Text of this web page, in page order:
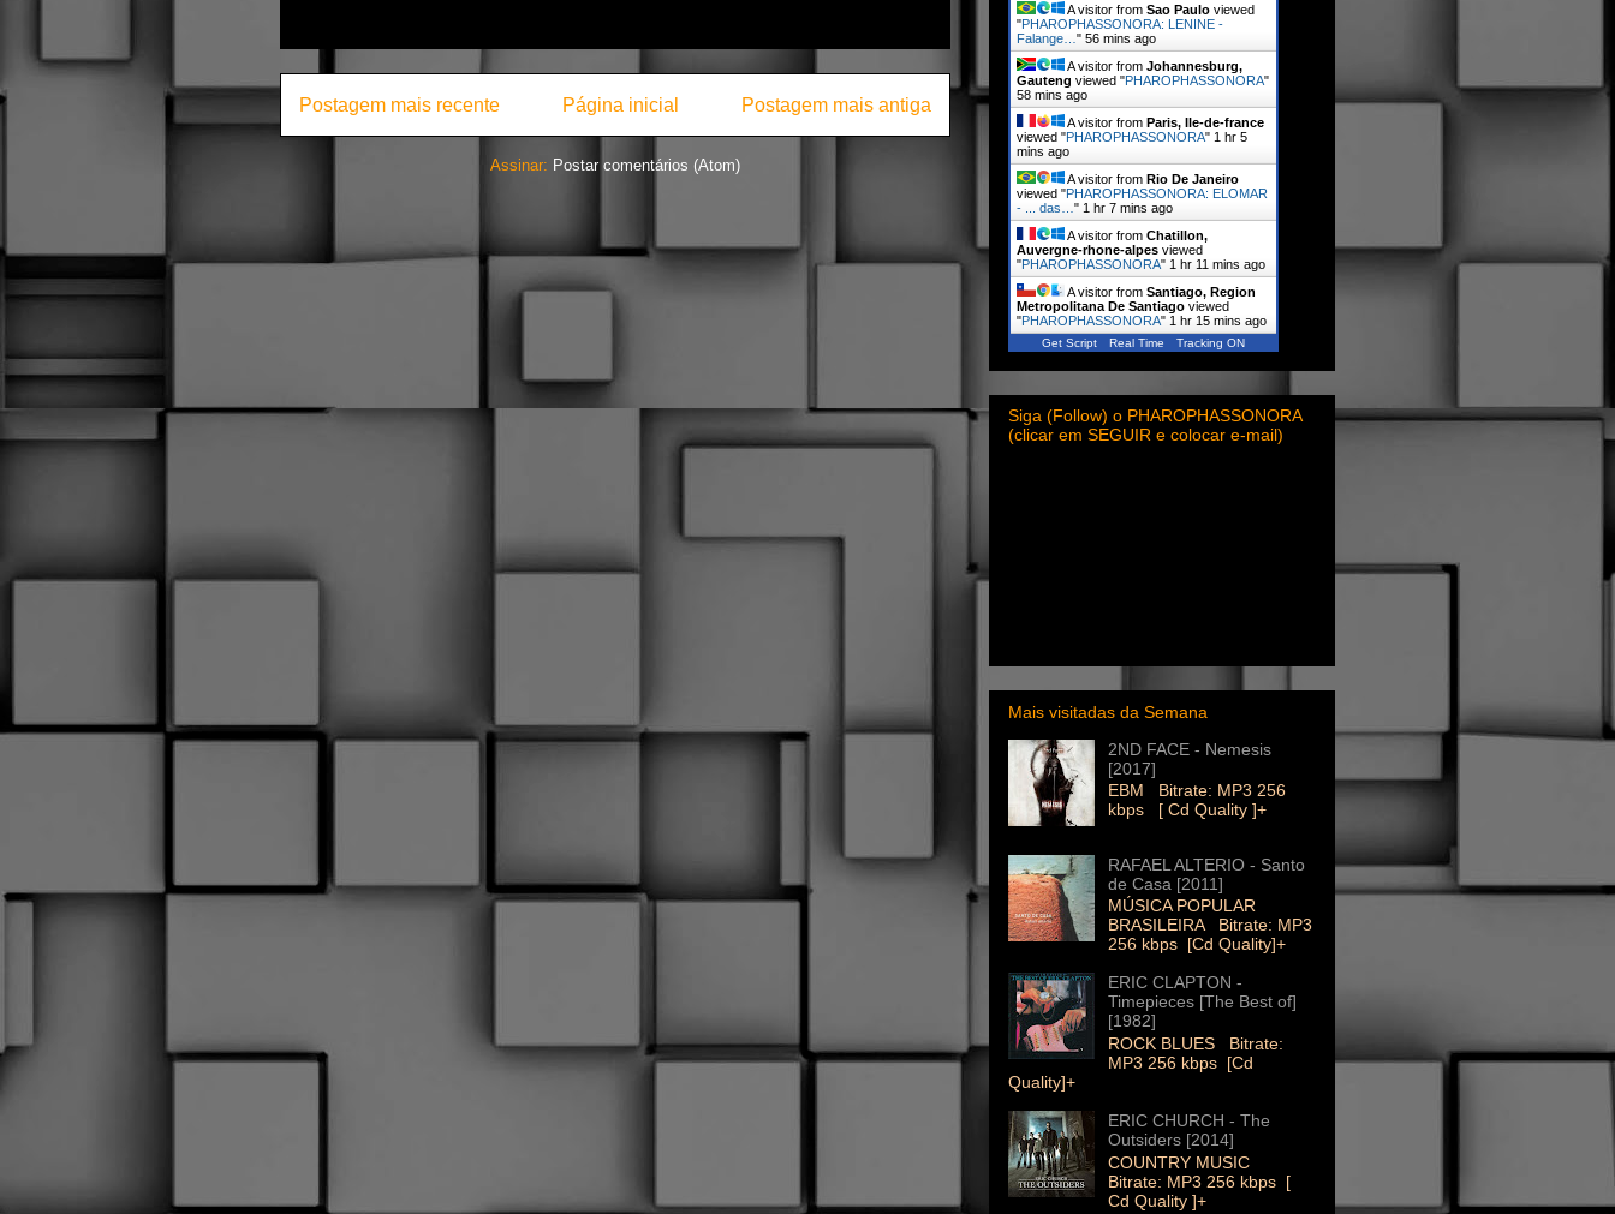
Postagem mais recente Postagem mais antiga
Página inicial
Assinar: Postar comentários (Atom)
A visitor from Sao Paulo viewed
"PHAROPHASSONORA: LENINE -
Falange… " 56 mins ago
A visitor from Johannesburg,
Gauteng viewed "PHAROPHASSONORA"
58 mins ago
A visitor from Paris, Ile-de-france
viewed "PHAROPHASSONORA" 1 hr 5
mins ago
A visitor from Rio De Janeiro
viewed "PHAROPHASSONORA: ELOMAR
- ... das… " 1 hr 7 mins ago
A visitor from Chatillon,
Auvergne-rhone-alpes viewed
"PHAROPHASSONORA" 1 hr 11 mins ago
A visitor from Santiago, Region
Metropolitana De Santiago viewed
"PHAROPHASSONORA" 1 hr 15 mins ago
Get Script Real Time Tracking ON
Siga (Follow) o PHAROPHASSONORA
(clicar em SEGUIR e colocar e-mail)
Mais visitadas da Semana
2ND FACE - Nemesis
[2017]
EBM Bitrate: MP3 256
kbps [ Cd Quality ]+
RAFAEL ALTERIO - Santo
de Casa [2011]
MÚSICA POPULAR
BRASILEIRA Bitrate: MP3
256 kbps [Cd Quality]+
ERIC CLAPTON -
Timepieces [The Best of]
[1982]
ROCK BLUES Bitrate:
MP3 256 kbps [Cd
Quality]+
ERIC CHURCH - The
Outsiders [2014]
COUNTRY MUSIC
Bitrate: MP3 256 kbps [
Cd Quality ]+